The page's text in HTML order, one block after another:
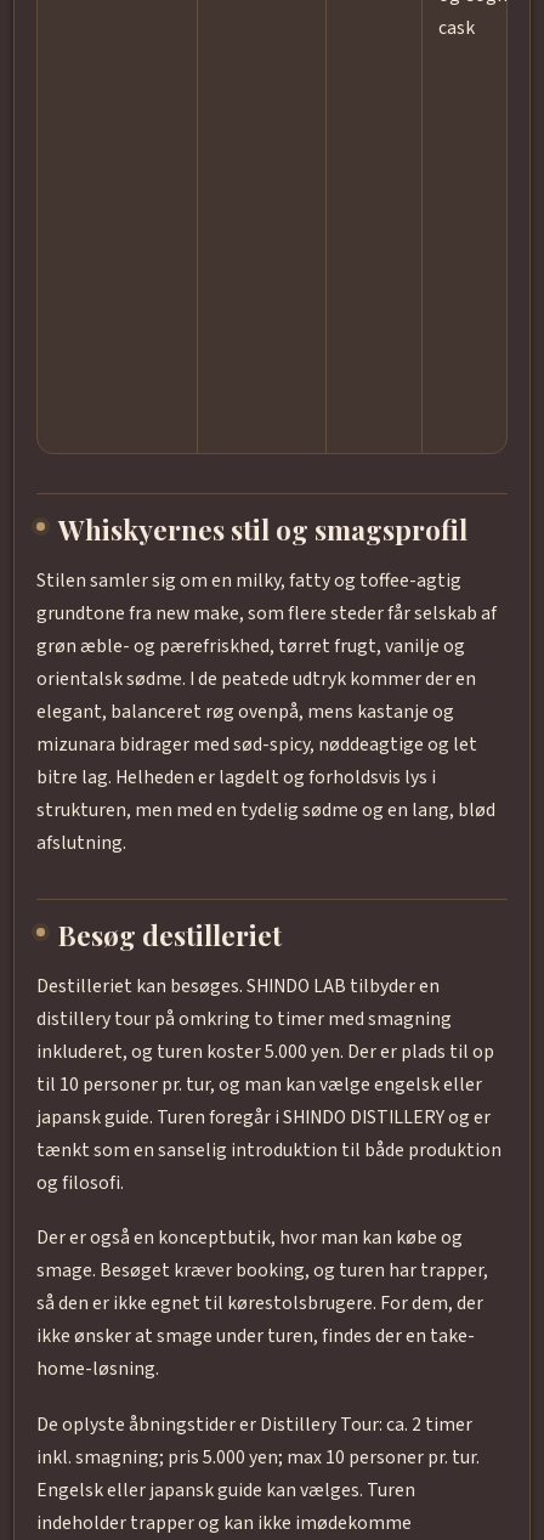
cask
Whiskyernes stil og smagsprofil
Stilen samler sig om en milky, fatty og toffee-agtig
grundtone fra new make, som flere steder får selskab af
grøn æble- og pærefriskhed, tørret frugt, vanilje og
orientalsk sødme. I de peatede udtryk kommer der en
elegant, balanceret røg ovenpå, mens kastanje og
mizunara bidrager med sød-spicy, nøddeagtige og let
bitre lag. Helheden er lagdelt og forholdsvis lys i
strukturen, men med en tydelig sødme og en lang, blød
afslutning.
Besøg destilleriet
Destilleriet kan besøges. SHINDO LAB tilbyder en
distillery tour på omkring to timer med smagning
inkluderet, og turen koster 5.000 yen. Der er plads til op
til 10 personer pr. tur, og man kan vælge engelsk eller
japansk guide. Turen foregår i SHINDO DISTILLERY og er
tænkt som en sanselig introduktion til både produktion
og filosofi.
Der er også en konceptbutik, hvor man kan købe og
smage. Besøget kræver booking, og turen har trapper,
så den er ikke egnet til kørestolsbrugere. For dem, der
ikke ønsker at smage under turen, findes der en take-
home-løsning.
De oplyste åbningstider er Distillery Tour: ca. 2 timer
inkl. smagning; pris 5.000 yen; max 10 personer pr. tur.
Engelsk eller japansk guide kan vælges. Turen
indeholder trapper og kan ikke imødekomme